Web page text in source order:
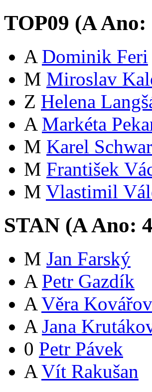
TOP09 (AAno:
A Dominik Feri
M Miroslav
Z Helena
A Markéta
M Karel
M František
M Vlastimil
STAN (AAno: 4
M Jan Farský
A Petr Gazdík
A Věra
A Jana
0 Petr Pávek
A Vít Rakušan